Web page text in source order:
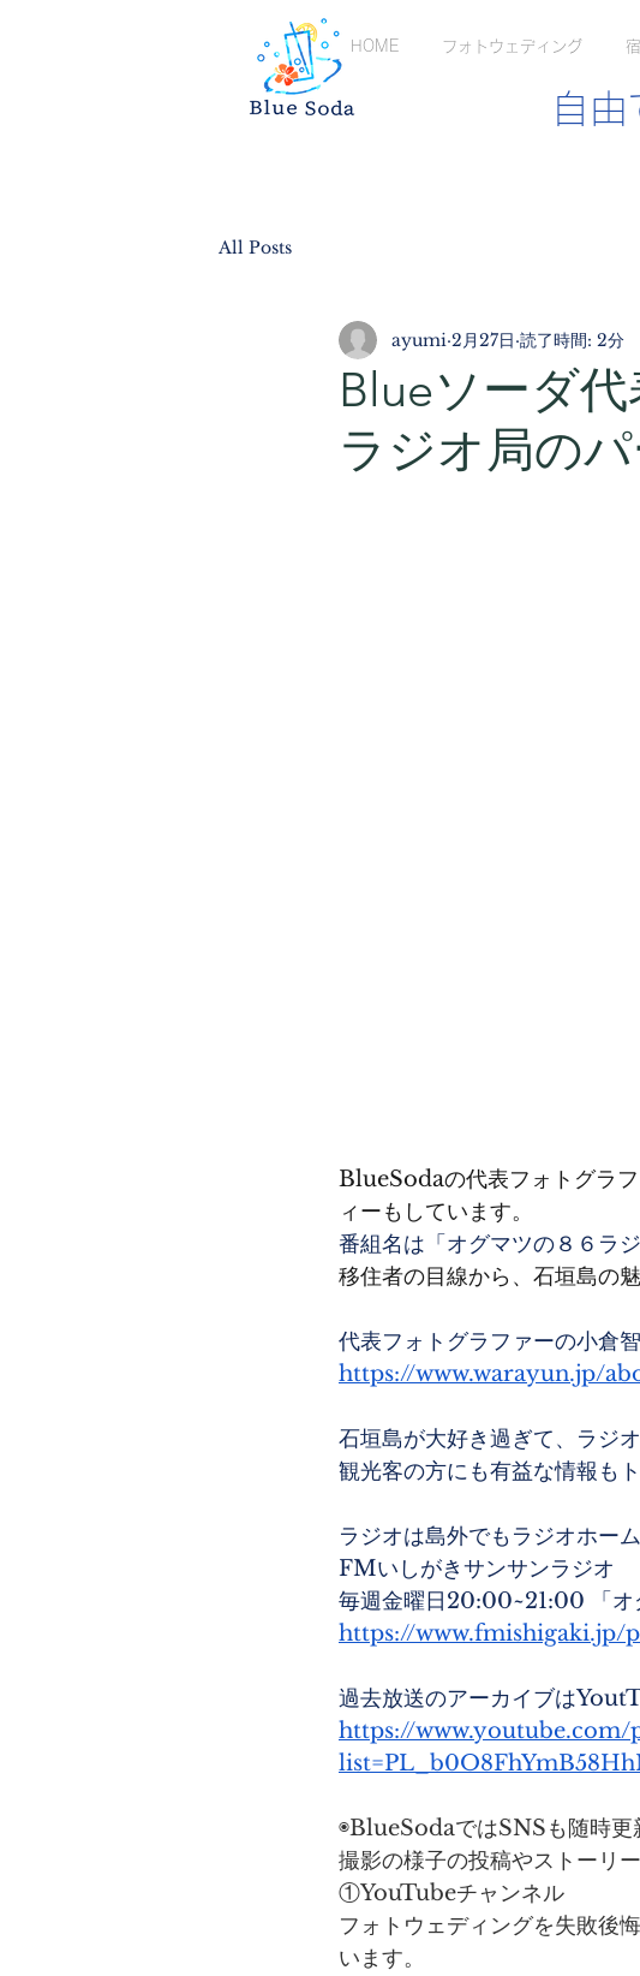
HOME フォトウェディング
自
All Posts
Blueソーダ
ラジオ局の
ayumi 2月27日 読了時間: 2分
BlueSodaの代表フォトグラ
ィーもしています。
番組名は「オグマツの８６ラジ
移住者の目線から、石垣島の
代表フォトグラファーの小倉
https://www.warayun.jp/
石垣島が大好き過ぎて、ラジ
観光客の方にも有益な情報も
ラジオは島外でもラジオホー
FMいしがきサンサンラジオ
毎週金曜日20:00~21:00 「オ
https://www.fmishigaki.jp/
過去放送のアーカイブは
https://www.youtube.com/
◉BlueSodaではSNSも随時更
撮影の様子の投稿やストーリ
①YouTubeチャンネル
フォトウェディングを失敗後
います。